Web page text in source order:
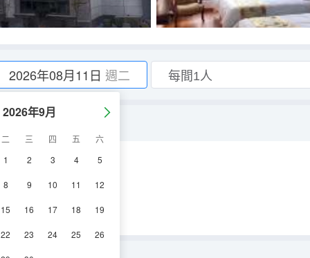
2026年08月11日 週二
2026年9月
二 三 四 五
六
1
2 3 4 5
8 9 10 11 12
15 16 17 18 19
22 23 24 25 26
機